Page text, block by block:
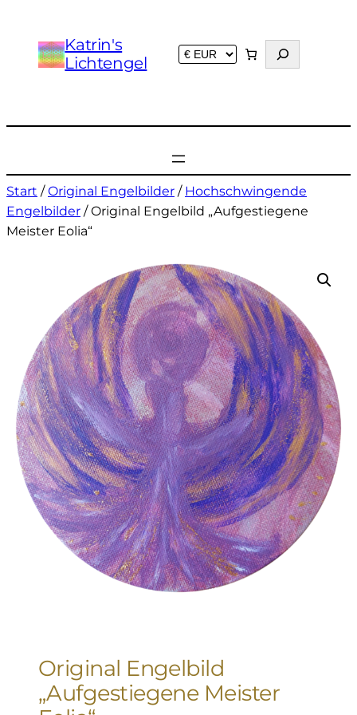
Katrin's
Lichtengel
u
Start /Original Engelbilder / Hochschwingende
Engelbilder / Original Engelbild „Aufgestiegene
Meister Eolia“
Original Engelbild
„Aufgestiegene Meister